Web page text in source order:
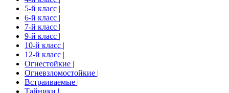
5-й класс |
6-й класс |
7-й класс |
9-й класс |
10-й класс |
12-й класс |
Огнестойкие |
Огневзломостойкие |
Встраиваемые |